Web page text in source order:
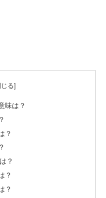
味は？
？
？
？
？